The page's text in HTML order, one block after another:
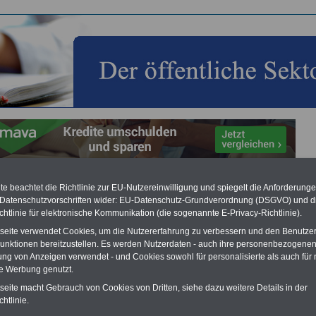
TVöD Bund/VKA 2025
Vorteile für den
Dienst
und sparen:
-
beachtet die Richtlinie zur EU-Nutzereinwilligung und spiegelt die
wider: EU-Datenschutz-Grundverordnung (DSGVO) und
für elektronische Kommunikation (die sogenannte E-Privacy-Richtlinie).
verwendet Cookies, um die Nutzererfahrung zu verbessern und den
bereitzustellen. Es werden Nutzerdaten - auch ihre
von Anzeigen verwendet - und Cookies sowohl für personalisierte als auch für
Werbung genutzt.
macht Gebrauch von Cookies von Dritten, siehe dazu weitere Details in der